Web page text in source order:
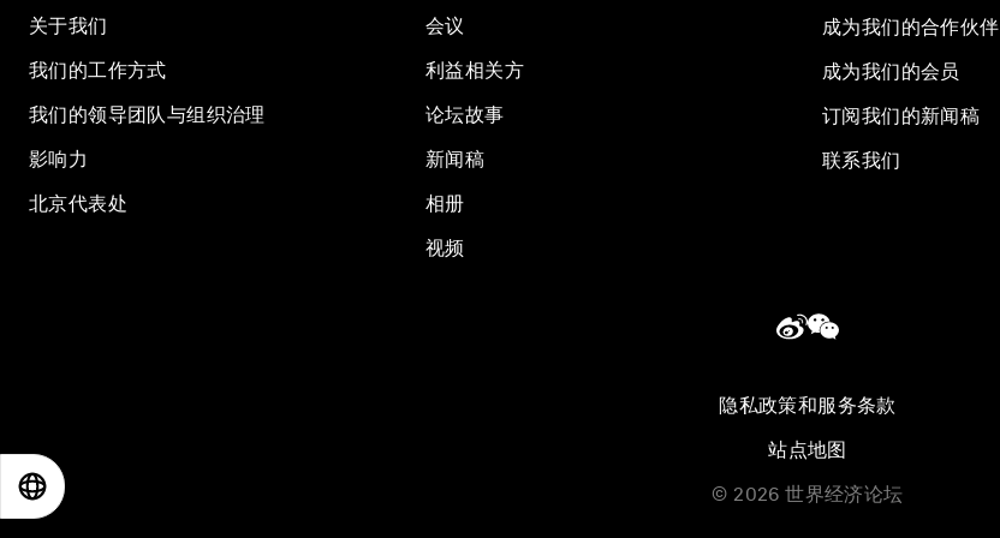
关于我们
我们的工作方式
我们的领导团队与组织治理
影响力
北京代表处
会议
利益相关方
论坛故事
新闻稿
相册
视频
成为我们的合作伙伴
成为我们的会员
订阅我们的新闻稿
联系我们
隐私政策和服务条款
站点地图
© 2026 世界经济论坛